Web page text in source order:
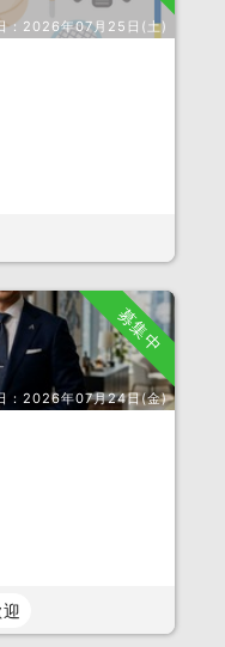
： 2026年07月25日(土)
募集中
： 2026年07月24日(金)